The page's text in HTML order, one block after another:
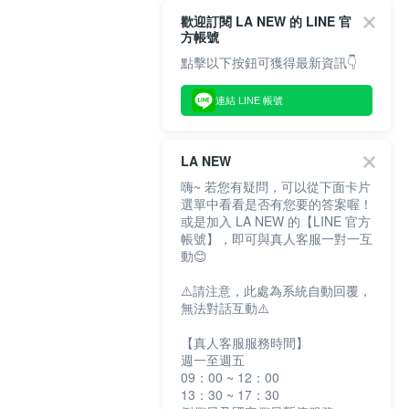
歡迎訂閱 LA NEW 的 LINE 官
方帳號
點擊以下按鈕可獲得最新資訊👇
連結 LINE 帳號
LA NEW
嗨~ 若您有疑問，可以從下面卡片
選單中看看是否有您要的答案喔！
或是加入 LA NEW 的【LINE 官方
帳號】，即可與真人客服一對一互
動😊
⚠️請注意，此處為系統自動回覆，
無法對話互動⚠️
【真人客服服務時間】
週一至週五
09：00 ~ 12：00
13：30 ~ 17：30